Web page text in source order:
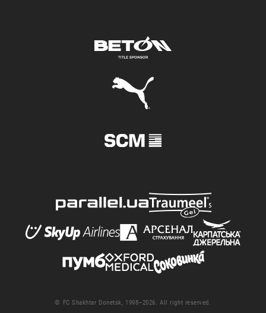
© FC Shakhtar Donetsk, 1998–2026. All right reserved.